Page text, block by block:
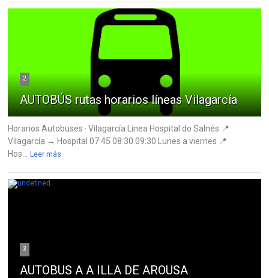
2
AUTOBÚS rutas horarios líneas Vilagarcía
Horarios Autobuses · Vilagarcía Línea Hospital do Salnés 📍
Vilagarcía → Hospital 07:45 08:30 09:30 Lunes a viernes 📍
Hos...
Leer más
3
AUTOBUS A A ILLA DE AROUSA